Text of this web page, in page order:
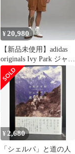
¥20,980
【新品未使用】adidas
originals Ivy Park ジャケ
ット
¥ 2,680
「シェルパ」と道の人